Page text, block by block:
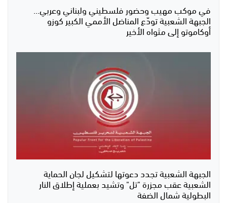
في موكب مهيب وحضور فلسطيني ولبناني وعربي...
الجبهة الشعبية تودّع المناضل الأممي الكبير كوزو
أوكاموتو إلى مثواه الأخير
الجبهة الشعبية تجدد دعوتها لتشكيل لجان الحماية
الشعبية عقب مجزرة "تل" وتشيد بعملية إطلاق النار
البطولية شمال الضفة